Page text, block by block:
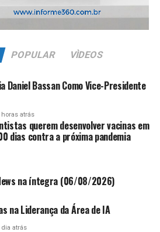
POPULAR VÌDEOS
Daniel Bassan Como Vice-Presidente
horas atrás
querem desenvolver vacinas em
dias contra a próxima pandemia
na íntegra (06/08/2026)
na Liderança da Área de IA
dia atrás